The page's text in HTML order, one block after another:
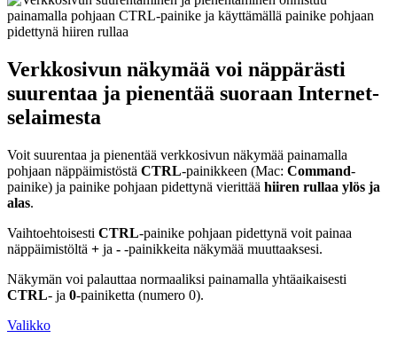
Verkkosivun näkymää voi näppärästi
suurentaa ja pienentää suoraan Internet-
selaimesta
Voit suurentaa ja pienentää verkkosivun näkymää painamalla
pohjaan näppäimistöstä CTRL-painikkeen (Mac: Command-
painike) ja painike pohjaan pidettynä vierittää hiiren rullaa ylös ja
alas.
Vaihtoehtoisesti CTRL-painike pohjaan pidettynä voit painaa
näppäimistöltä + ja - -painikkeita näkymää muuttaaksesi.
Näkymän voi palauttaa normaaliksi painamalla yhtäaikaisesti
CTRL- ja 0-painiketta (numero 0).
Valikko